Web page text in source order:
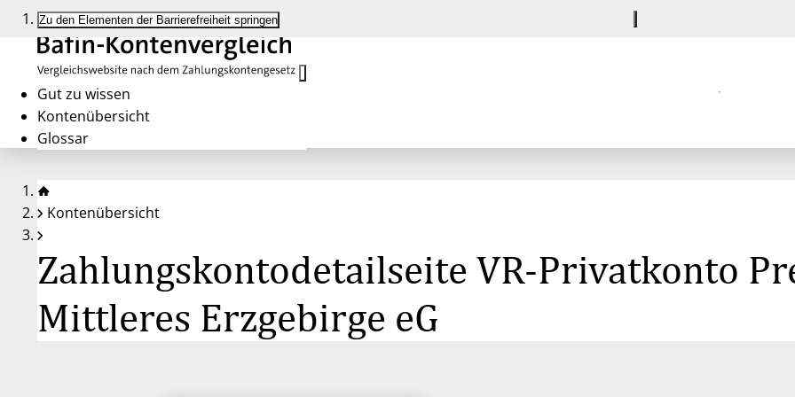
Zu den Elementen der Barrierefreiheit springen
Gut zu wissen
Kontenübersicht
Glossar
Kontenübersicht
Zahlungskontodetailseite VR-Privatkonto
Mittleres Erzgebirge eG